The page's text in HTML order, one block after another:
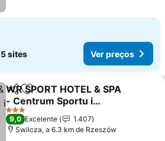
5 sites Ver preços
PartilharAdicionar aos favoritos
WR SPORT HOTEL & SPA
- Centrum Sportu i
Rozrywki
Ver preços
3 Estrelas
9,0 Excelente
1.407
Swilcza, a 6.3 km de Rzeszów